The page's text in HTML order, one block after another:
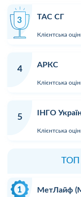
ТАС СГ
Клієнтська
4
АРКС
Клієнтська
5
ІНГО
Клієнтська
ТОП
МетЛайф